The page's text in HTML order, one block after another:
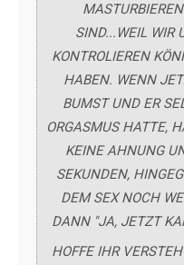
SIND...WEIL WIR
KONTROLIEREN
HABEN. WENN
BUMST UND ER
ORGASMUS HATTE,
KEINE AHNUNG
SEKUNDEN,
DEM SEX NOCH
DANN "JA, JETZT
HOFFE IHR